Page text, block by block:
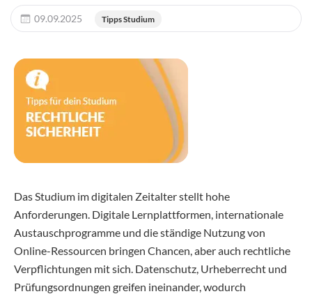
09.09.2025 Tipps Studium
Das Studium im digitalen Zeitalter stellt hohe
Anforderungen. Digitale Lernplattformen, internationale
Austauschprogramme und die ständige Nutzung von
Online-Ressourcen bringen Chancen, aber auch rechtliche
Verpflichtungen mit sich. Datenschutz, Urheberrecht und
Prüfungsordnungen greifen ineinander, wodurch